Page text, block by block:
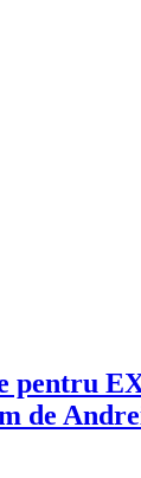
pentru
de